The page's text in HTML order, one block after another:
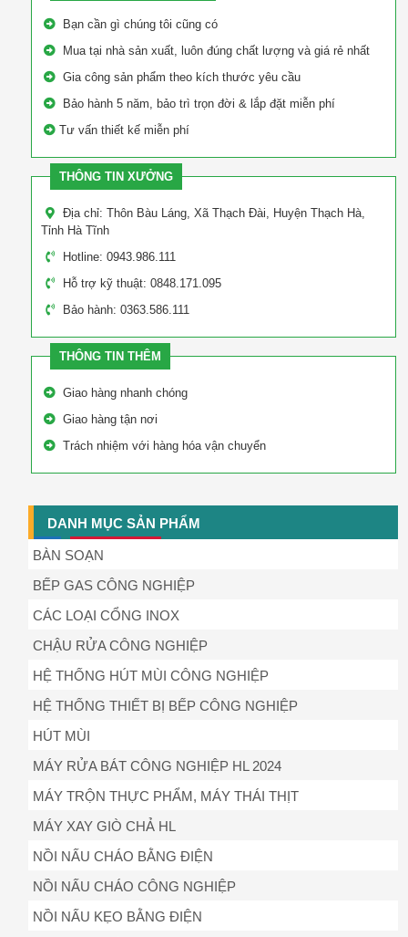
Bạn cần gì chúng tôi cũng có
Mua tại nhà sản xuất, luôn đúng chất lượng và giá rẻ nhất
Gia công sản phẩm theo kích thước yêu cầu
Bảo hành 5 năm, bảo trì trọn đời & lắp đặt miễn phí
Tư vấn thiết kế miễn phí
THÔNG TIN XƯỞNG
Địa chỉ: Thôn Bàu Láng, Xã Thạch Đài, Huyện Thạch Hà,
Tỉnh Hà Tĩnh
Hotline: 0943.986.111
Hỗ trợ kỹ thuật: 0848.171.095
Bảo hành: 0363.586.111
THÔNG TIN THÊM
Giao hàng nhanh chóng
Giao hàng tận nơi
Trách nhiệm với hàng hóa vận chuyển
DANH MỤC SẢN PHẨM
BÀN SOẠN
BẾP GAS CÔNG NGHIỆP
CÁC LOẠI CỔNG INOX
CHẬU RỬA CÔNG NGHIỆP
HỆ THỐNG HÚT MÙI CÔNG NGHIỆP
HỆ THỐNG THIẾT BỊ BẾP CÔNG NGHIỆP
HÚT MÙI
MÁY RỬA BÁT CÔNG NGHIỆP HL 2024
MÁY TRỘN THỰC PHẨM, MÁY THÁI THỊT
MÁY XAY GIÒ CHẢ HL
NỒI NẤU CHÁO BẰNG ĐIỆN
NỒI NẤU CHÁO CÔNG NGHIỆP
NỒI NẤU KẸO BẰNG ĐIỆN